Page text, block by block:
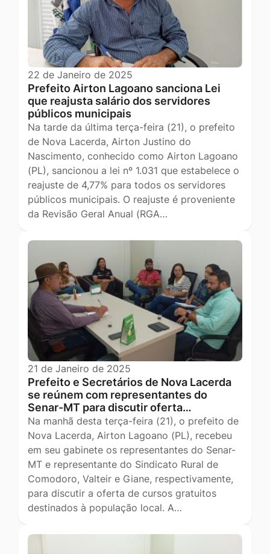
22 de Janeiro de 2025
Prefeito Airton Lagoano sanciona Lei
que reajusta salário dos servidores
públicos municipais
Na tarde da última terça-feira (21), o prefeito
de Nova Lacerda, Airton Justino do
Nascimento, conhecido como Airton Lagoano
(PL), sancionou a lei nº 1.031 que estabelece o
reajuste de 4,77% para todos os servidores
públicos municipais. O reajuste é proveniente
da Revisão Geral Anual (RGA…
21 de Janeiro de 2025
Prefeito e Secretários de Nova Lacerda
se reúnem com representantes do
Senar-MT para discutir oferta…
Na manhã desta terça-feira (21), o prefeito de
Nova Lacerda, Airton Lagoano (PL), recebeu
em seu gabinete os representantes do Senar-
MT e representante do Sindicato Rural de
Comodoro, Valteir e Giane, respectivamente,
para discutir a oferta de cursos gratuitos
destinados à população local. A…